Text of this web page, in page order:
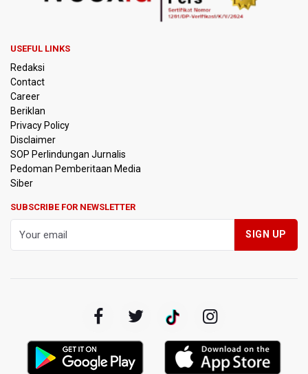
Anggota Komisi III DPR Usulkan Mekanisme Pra Judicial
KPK Sebut Pejabat Kemenhut Diduga Menerima 12.500
Dolar Singapura dari Bupati Kuantan Singingi Nonaktif
Amnesty International Desak Hentikan Sementara dan
Evaluasi Program MBG Usai Rentetan Dugaan Keracunan
Massal
Harga Telur dan Daging Ayam Masih Tertekan,
Suntikan Dana Rp20,5 Triliun dari Pusat
DPR Pastikan Tak Ada Surpres Pergantian Kapolri
OJK Wajibkan Pindar Serahkan Data Transaksi
Garuda Pertiwi dan Putri Nusantara akan Bela Indonesia
di Srikandi Merdeka Cup 2026
USEFUL LINKS
Redaksi
Contact
Career
Beriklan
Privacy Policy
Disclaimer
SOP Perlindungan Jurnalis
Pedoman Pemberitaan Media
Siber
SUBSCRIBE FOR NEWSLETTER